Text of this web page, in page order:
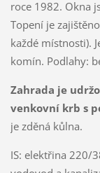
roce 1982. Okna
Topení je
každé místnosti).
komín. Podlahy:
Zahrada je
venkovní krb s
je zděná kůlna.
IS: elektřina 220/